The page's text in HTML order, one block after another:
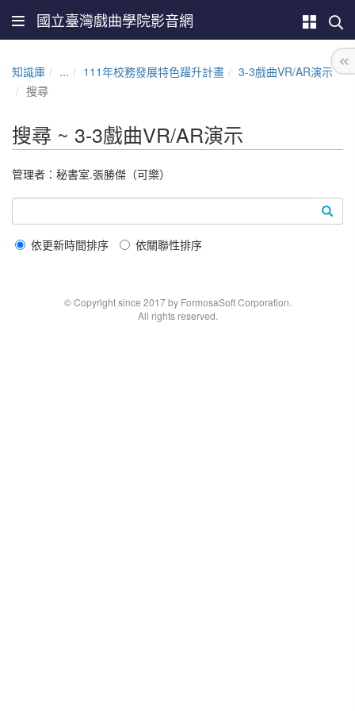
國立臺灣戲曲學院影音網
知識庫 ... 111年校務發展特色躍升計畫
3-3戲曲VR/AR演示
搜尋
搜尋 ~ 3-3戲曲VR/AR演示
管理者：秘書室.張勝傑（可樂）
依更新時間排序 依關聯性排序
© Copyright since 2017 by FormosaSoft Corporation.
All rights reserved.